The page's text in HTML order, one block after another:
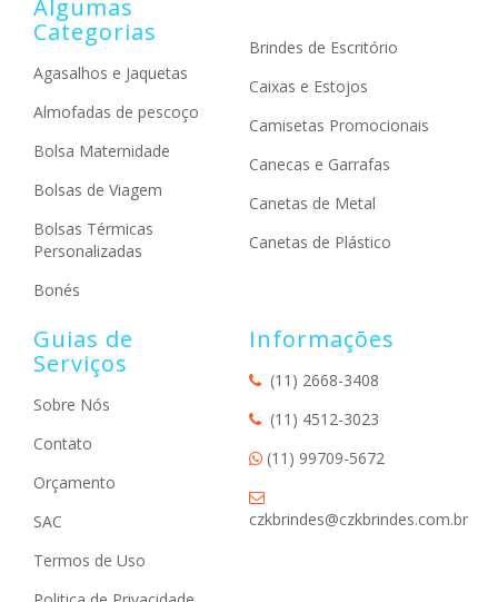
Algumas
Categorias
Agasalhos e Jaquetas
Almofadas de pescoço
Bolsa Maternidade
Bolsas de Viagem
Bolsas Térmicas
Personalizadas
Bonés
Brindes de Escritório
Caixas e Estojos
Camisetas Promocionais
Canecas e Garrafas
Canetas de Metal
Canetas de Plástico
Guias de
Serviços
Sobre Nós
Contato
Orçamento
SAC
Termos de Uso
Informações
(11) 2668-3408
(11) 4512-3023
(11) 99709-5672
czkbrindes@czkbrindes.com.br